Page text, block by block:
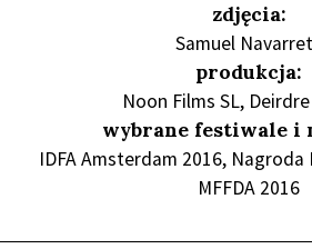
zdjęcia:
Samuel
produkcja:
Noon Films SL,
wybrane festiwale i
IDFA Amsterdam 2016, Nagroda
MFFDA 2016